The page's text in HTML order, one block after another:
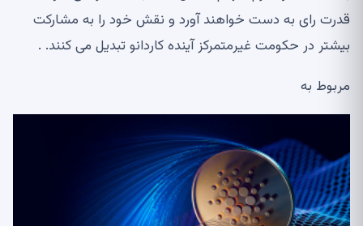
قدرت رای به دست خواهند آورد و نقش خود را به مشارکت
بیشتر در حکومت غیرمتمرکز آینده کاردانو تبدیل می کنند. .
مربوط به